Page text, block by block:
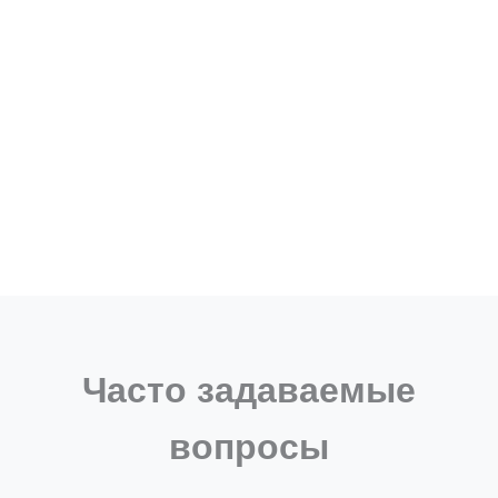
Часто задаваемые
вопросы